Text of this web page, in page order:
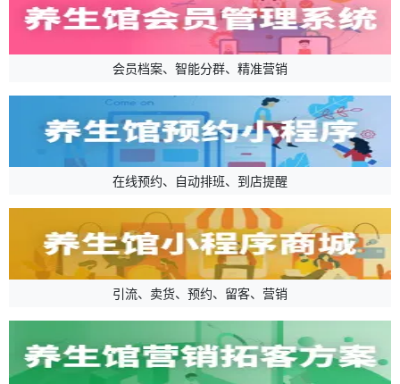
会员档案、智能分群、精准营销
在线预约、自动排班、到店提醒
引流、卖货、预约、留客、营销